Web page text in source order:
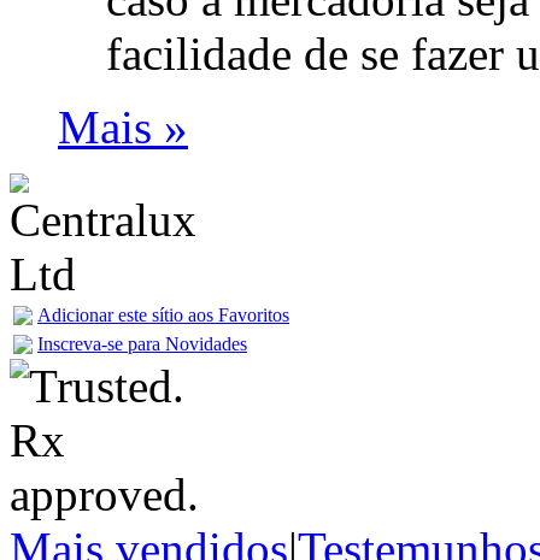
facilidade de se fazer
Mais »
Adicionar este sítio aos Favoritos
Inscreva-se para Novidades
Mais vendidos|